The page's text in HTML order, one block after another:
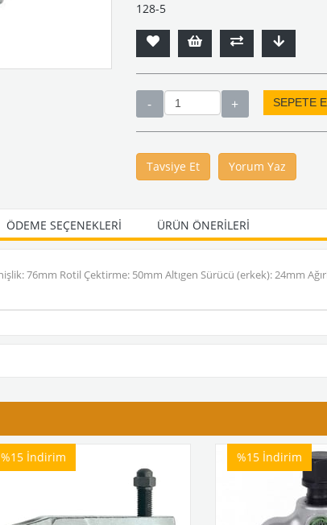
128-5
Tavsiye Et Yorum Yaz
ÖDEME SEÇENEKLERI ÜRÜN ÖNERILERI
76mm Rotil Çektirme: 50mm Altıgen Sürücü (erkek): 24mm
%15 İndirim %15 İndirim